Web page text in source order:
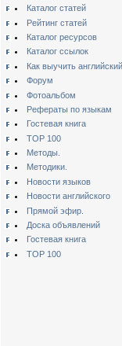
Каталог статей
Рейтинг статей
Каталог ресурсов
Каталог ссылок
Как выучить английский
Форум
Фотоальбом
Рефераты по языкам
Гостевая книга
TOP 100
Методы.
Методики.
Новости языков
Новости английского
Прямой эфир.
Доска объявлений
Гостевая книга
TOP 100